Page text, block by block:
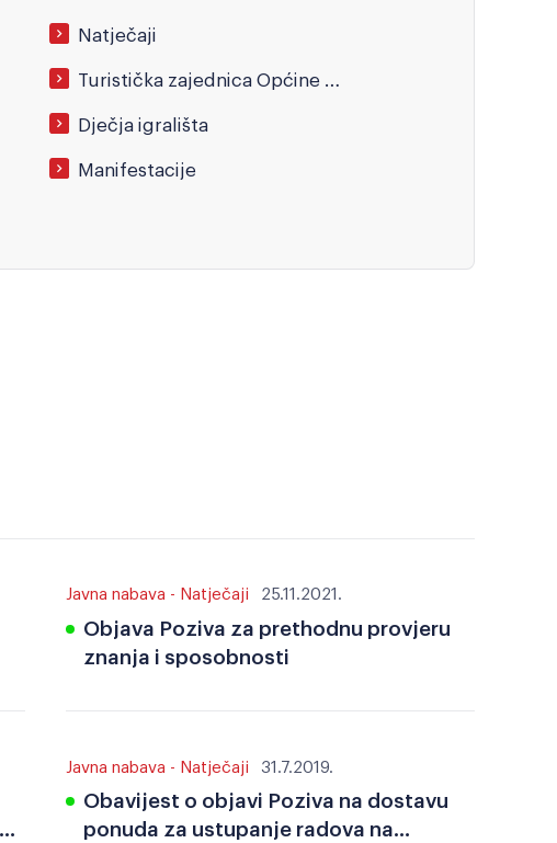
Natječaji
Turistička zajednica Općine Kršan
Dječja igrališta
Manifestacije
Javna nabava - Natječaji 25.11.2021.
Objava Poziva za prethodnu provjeru
znanja i sposobnosti
Javna nabava - Natječaji 31.7.2019.
Obavijest o objavi Poziva na dostavu
ponuda za ustupanje radova na